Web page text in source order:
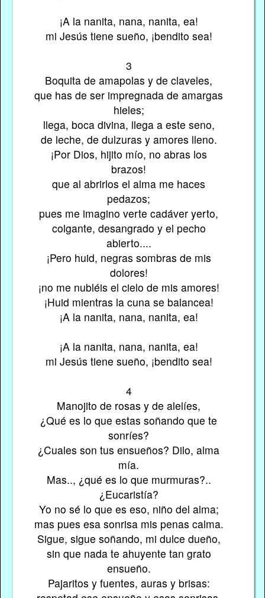
¡A la nanita, nana, nanita, ea!
mi Jesús tiene sueño, ¡bendito sea!
3
Boquita de amapolas y de claveles,
que has de ser impregnada de amargas
hieles;
llega, boca divina, llega a este seno,
de leche, de dulzuras y amores lleno.
¡Por Dios, hijito mío, no abras los
brazos!
que al abrirlos el alma me haces
pedazos;
pues me imagino verte cadáver yerto,
colgante, desangrado y el pecho
abierto....
¡Pero huid, negras sombras de mis
dolores!
¡no me nubléis el cielo de mis amores!
¡Huid mientras la cuna se balancea!
¡A la nanita, nana, nanita, ea!
¡A la nanita, nana, nanita, ea!
mi Jesús tiene sueño, ¡bendito sea!
4
Manojito de rosas y de alelíes,
¿Qué es lo que estas soñando que te
sonríes?
¿Cuales son tus ensueños? Dilo, alma
mía.
Mas.., ¿qué es lo que murmuras?..
¿Eucaristía?
Yo no sé lo que es eso, niño del alma;
mas pues esa sonrisa mis penas calma.
Sigue, sigue soñando, mi dulce dueño,
sin que nada te ahuyente tan grato
ensueño.
Pajaritos y fuentes, auras y brisas: